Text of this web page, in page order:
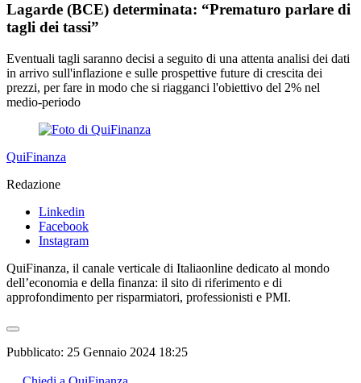
Lagarde (BCE) determinata: “Prematuro parlare di
tagli dei tassi”
Eventuali tagli saranno decisi a seguito di una attenta analisi dei dati
in arrivo sull'inflazione e sulle prospettive future di crescita dei
prezzi, per fare in modo che si riagganci l'obiettivo del 2% nel
medio-periodo
QuiFinanza
Redazione
Linkedin
Facebook
Instagram
QuiFinanza, il canale verticale di Italiaonline dedicato al mondo
dell’economia e della finanza: il sito di riferimento e di
approfondimento per risparmiatori, professionisti e PMI.
Pubblicato: 25 Gennaio 2024 18:25